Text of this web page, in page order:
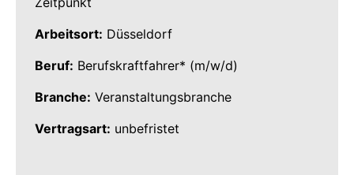
Arbeitsort: Düsseldorf
Beruf: Berufskraftfahrer* (m/w/d)
Branche: Veranstaltungsbranche
Vertragsart: unbefristet